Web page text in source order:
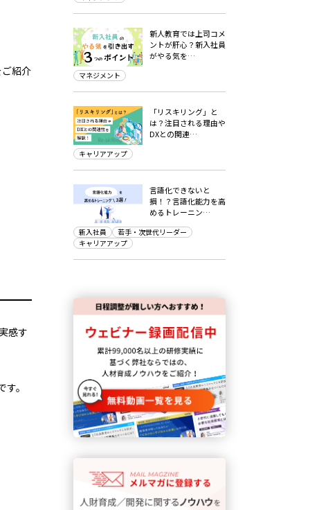
紹介
感す
。
新人教育では上司コメ
ントが肝心？新入社員
がやる気を…
マネジメント
「リスキリング」と
は？注目される理由や
DXとの関連…
キャリアアップ
言語化できないと
損！？言語化能力を高
めるトレーニン…
新入社員
若手・次世代リーダー
キャリアアップ